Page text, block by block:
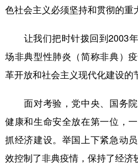
多语种频道
English Español
Русский язык
Deutsch Português
色社会主义必须坚持和贯彻的重
让我们把时针拨回到2003年
场非典型性肺炎（简称非典）
革开放和社会主义现代化建设的
面对考验，党中央、国务院
健康和生命安全放在第一位，
抓经济建设。举国上下紧急动
效控制了非典疫情，保持了经济